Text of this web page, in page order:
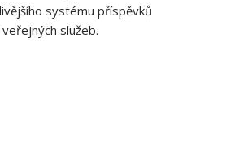
systému příspěvků
služeb.